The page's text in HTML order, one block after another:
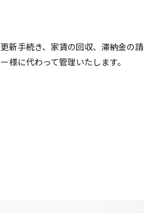
新手続き、家賃の回収、滞納金の請
様に代わって管理いたします。